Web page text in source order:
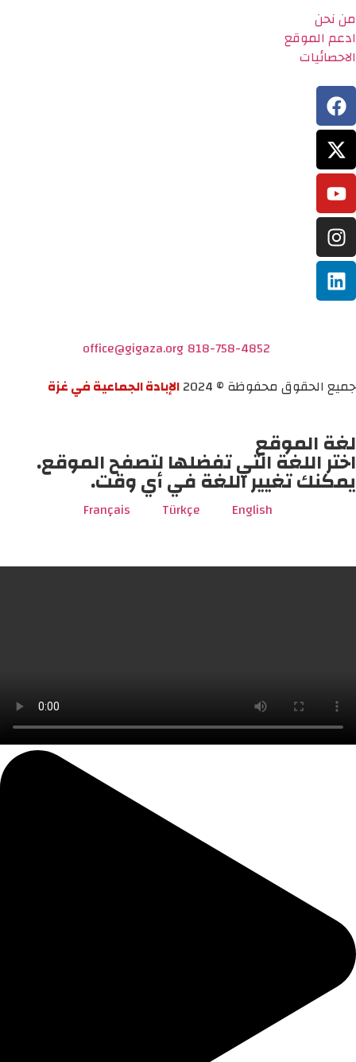
من نحن
ادعم الموقع
الاحصائيات
818-758-4852
office@gigaza.org
جميع الحقوق محفوظة © 2024
الإبادة الجماعية في غزة
لغة الموقع
اختر اللغة التي تفضلها لتصفح الموقع.
يمكنك تغيير اللغة في أي وقت.
English
Türkçe
Français